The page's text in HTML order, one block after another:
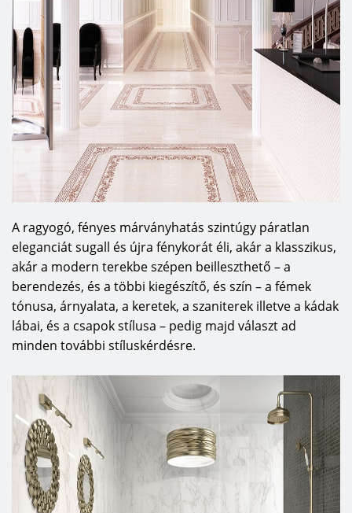
A ragyogó, fényes márványhatás szintúgy páratlan
eleganciát sugall és újra fénykorát éli, akár a klasszikus,
akár a modern terekbe szépen beilleszthető – a
berendezés, és a többi kiegészítő, és szín – a fémek
tónusa, árnyalata, a keretek, a szaniterek illetve a kádak
lábai, és a csapok stílusa – pedig majd választ ad
minden további stíluskérdésre.